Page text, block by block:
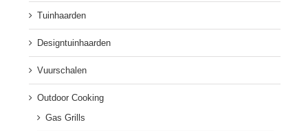
Tuinhaarden
Designtuinhaarden
Vuurschalen
Outdoor Cooking
Gas Grills